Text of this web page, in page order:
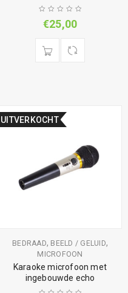
€25,00
UITVERKOCHT
BEDRAAD, BEELD / GELUID,
MICROFOON
Karaoke microfoon met
ingebouwde echo